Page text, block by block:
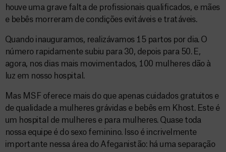
houve uma grave falta de profissionais qualificados, e mães
e bebês morreram de condições evitáveis e tratáveis.
Quando inauguramos, realizávamos 15 partos por dia. O
número rapidamente subiu para 30, depois para 50. E,
agora, nos dias mais movimentados, 100 mulheres dão à
luz em nosso hospital.
Mas MSF oferece mais do que apenas cuidados gratuitos e
de qualidade a mulheres grávidas e bebês em Khost. Este é
um hospital de mulheres e para mulheres. Quase toda
nossa equipe é do sexo feminino. Isso é incrivelmente
importante nessa área do Afeganistão: há uma separação